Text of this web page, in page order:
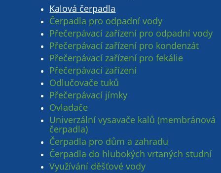
Kalová čerpadla
Čerpadla pro odpadní vody
Přečerpávací zařízení pro odpadní vody
Přečerpávací zařízení pro kondenzát
Přečerpávací zařízení pro fekálie
Přečerpávací zařízení
Odlučovače tuků
Přečerpávací jímky
Ovladače
Univerzální vysavače kalů (membránová
čerpadla)
Čerpadla pro dům a zahradu
Čerpadla do hlubokých vrtaných studní
Využívání děšťové vody